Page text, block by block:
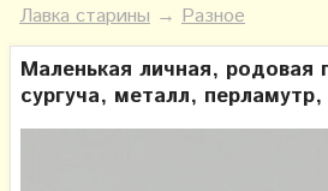
Лавка старины → Разное
Маленькая личная, родовая
сургуча, металл,